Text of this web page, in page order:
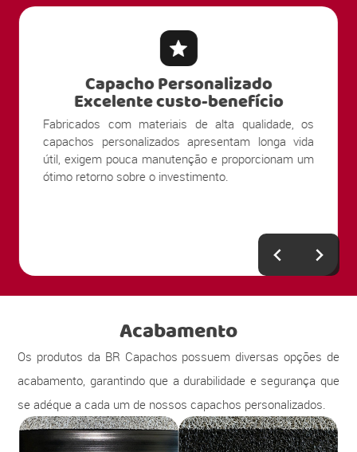
Capacho Personalizado
Excelente custo-benefício
Fabricados com materiais de alta qualidade, os
capachos personalizados apresentam longa vida
útil, exigem pouca manutenção e proporcionam um
ótimo retorno sobre o investimento.
Acabamento
Os produtos da BR Capachos possuem diversas opções de
acabamento, garantindo que a durabilidade e segurança que
se adéque a cada um de nossos capachos personalizados.